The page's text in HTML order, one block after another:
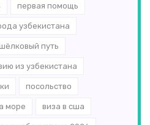
первая помощь
узбекистана
путь
из узбекистана
посольство
море виза в сша